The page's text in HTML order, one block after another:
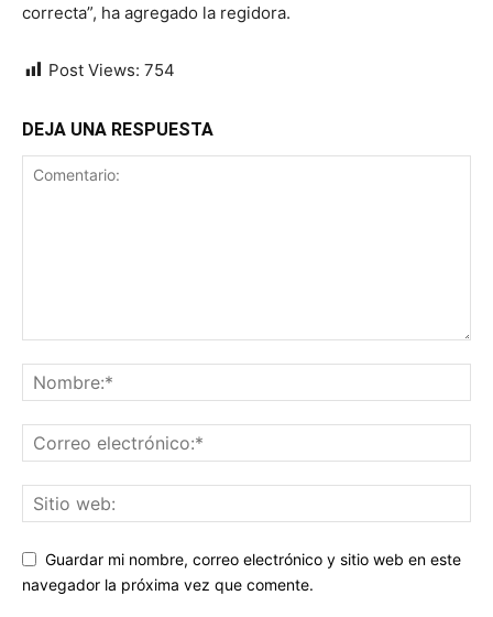
correcta”, ha agregado la regidora.
Post Views: 754
DEJA UNA RESPUESTA
Guardar mi nombre, correo electrónico y sitio web en este
navegador la próxima vez que comente.